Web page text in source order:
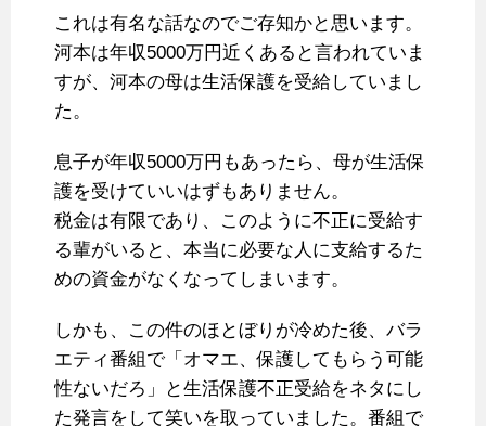
これは有名な話なのでご存知かと思います。
河本は年収5000万円近くあると言われていま
すが、河本の母は生活保護を受給していまし
た。
息子が年収5000万円もあったら、母が生活保
護を受けていいはずもありません。
税金は有限であり、このように不正に受給す
る輩がいると、本当に必要な人に支給するた
めの資金がなくなってしまいます。
しかも、この件のほとぼりが冷めた後、バラ
エティ番組で「オマエ、保護してもらう可能
性ないだろ」と生活保護不正受給をネタにし
た発言をして笑いを取っていました。番組で